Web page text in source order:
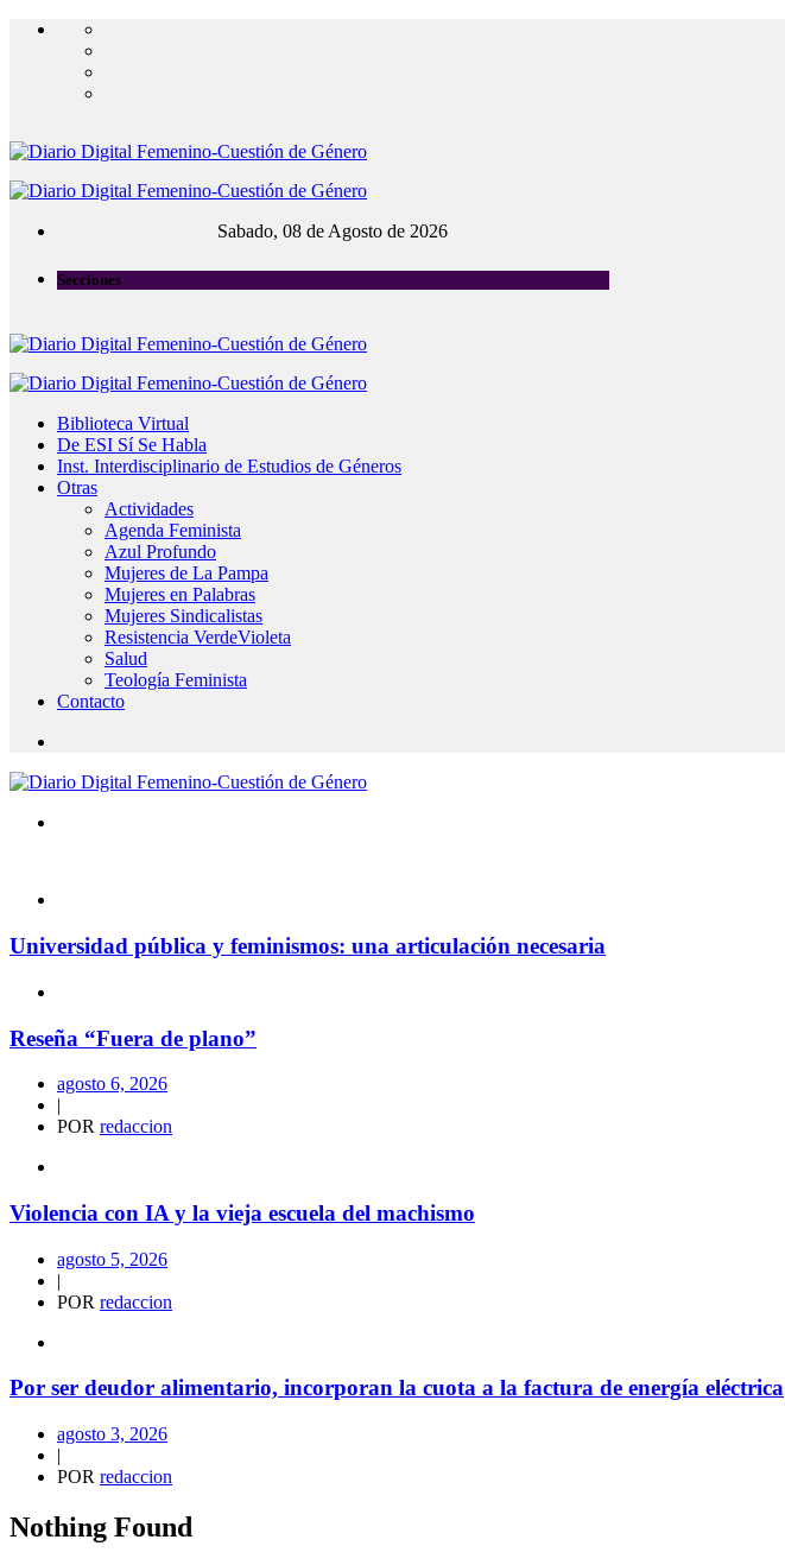
Sabado, 08 de Agosto de 2026
Secciones
Biblioteca Virtual
De ESI Sí Se Habla
Inst. Interdisciplinario de Estudios de Géneros
Otras
Actividades
Agenda Feminista
Azul Profundo
Mujeres de La Pampa
Mujeres en Palabras
Mujeres Sindicalistas
Resistencia VerdeVioleta
Salud
Teología Feminista
Contacto
Universidad pública y feminismos: una articulación necesaria
Reseña “Fuera de plano”
agosto 6, 2026
|
POR redaccion
Violencia con IA y la vieja escuela del machismo
agosto 5, 2026
|
POR redaccion
Por ser deudor alimentario, incorporan la cuota a la factura de energía eléctrica
agosto 3, 2026
|
POR redaccion
Nothing Found